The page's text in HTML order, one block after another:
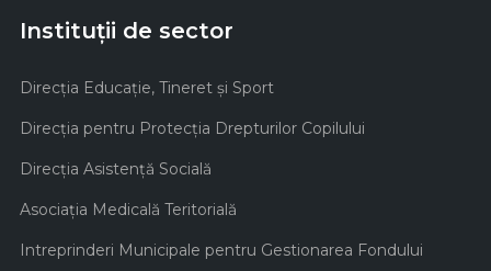
Instituții de sector
Direcţia Educaţie, Tineret şi Sport
Direcţia pentru Protecţia Drepturilor Copilului
Direcţia Asistenţă Socială
Asociaţia Medicală Teritorială
Intreprinderi Municipale pentru Gestionarea Fondului